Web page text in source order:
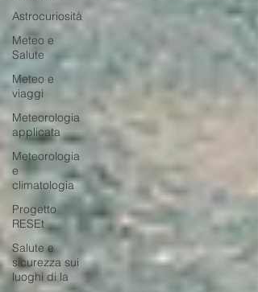
Astrocuriosità
Meteo e
Salute
Meteo e
viaggi
Meteorologia
applicata
Meteorologia
e
climatologia
Progetto
RESEt
Salute e
sicurezza sui
luoghi di la